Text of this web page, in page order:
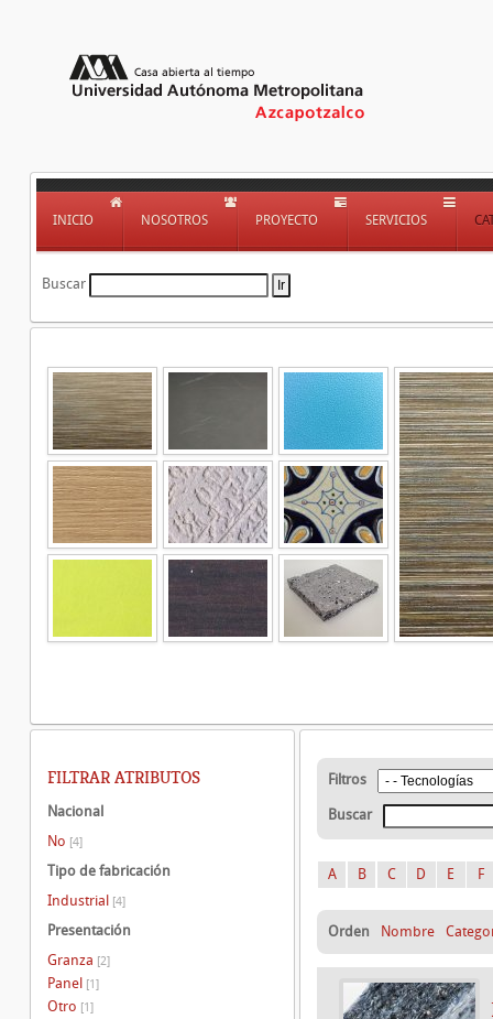
INICIO NOSOTROS PROYECTO SERVICIOS
Buscar
Filtros
Buscar
A B C D E F
Orden Nombre
FILTRAR ATRIBUTOS
Nacional
No [4]
Tipo de fabricación
Industrial [4]
Presentación
Granza [2]
Panel [1]
Otro [1]